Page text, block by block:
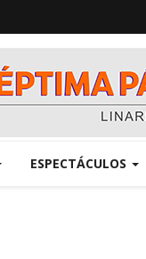
ESPECTÁCULOS